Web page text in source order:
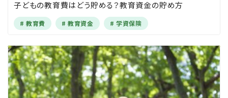
子どもの教育費はどう貯める？教育資金の貯め方
教育費 教育資金 学資保険